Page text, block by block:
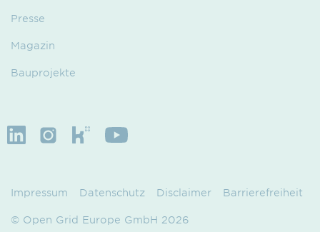
Presse
Magazin
Bauprojekte
Impressum Datenschutz Disclaimer Barrierefreiheit
© Open Grid Europe GmbH 2026